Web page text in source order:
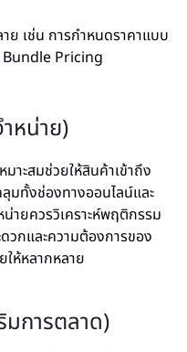
ย เช่น การกำหนดราคาแบบ
Pricing
หน่าย)
าะสมช่วยให้สินค้าเข้าถึง
มทั้งช่องทางออนไลน์และ
ายควรวิเคราะห์พฤติกรรม
วกและความต้องการของ
ห้หลากหลาย
การตลาด)